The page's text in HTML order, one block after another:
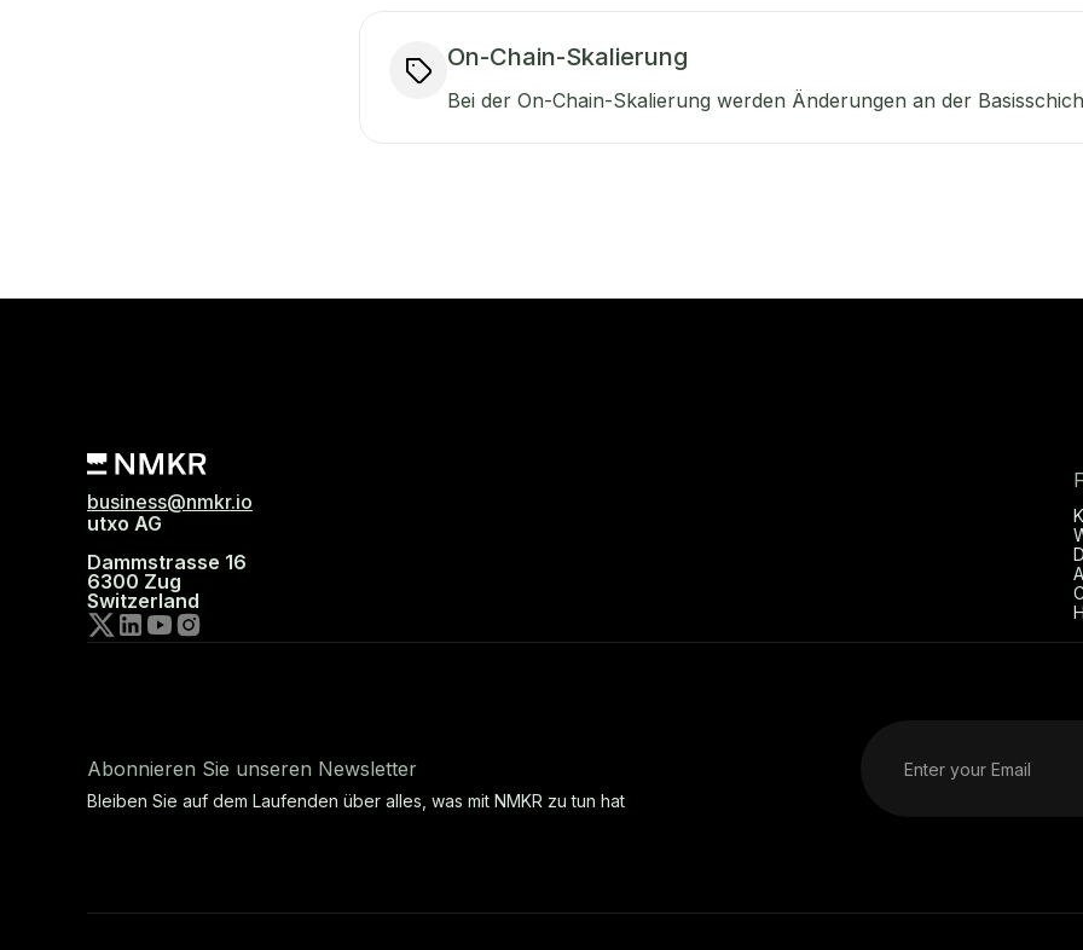
On-Chain-Skalierung
Bei der On-Chain-Skalierung werden Änderungen an der
business@nmkr.io
utxo AG
Dammstrasse 16
6300 Zug
Switzerland
Abonnieren Sie unseren Newsletter
Bleiben Sie auf dem Laufenden über alles, was mit NMKR zu tun hat